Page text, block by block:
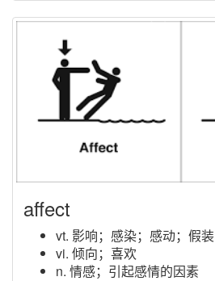
affect
vt. 影响；感染；感动；假装
vi. 倾向；喜欢
n. 情感；引起感情的因素